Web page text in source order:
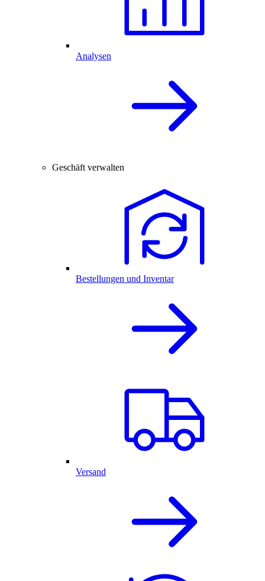
Analysen
Geschäft verwalten
Bestellungen und Inventar
Versand